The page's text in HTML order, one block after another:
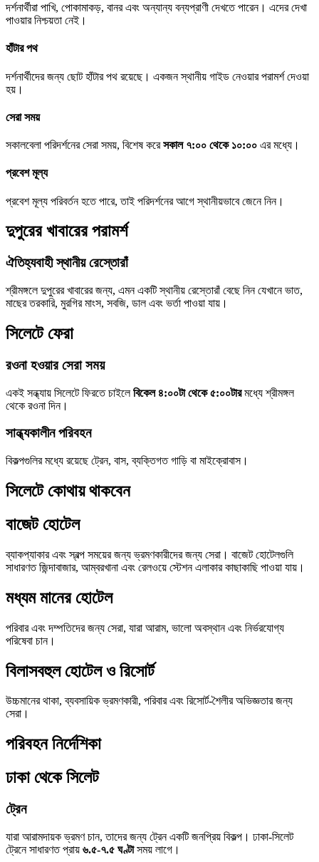
দর্শনার্থীরা পাখি, পোকামাকড়, বানর এবং অন্যান্য বন্যপ্রাণী দেখতে পারেন। এদের দেখা
পাওয়ার নিশ্চয়তা নেই।
হাঁটার পথ
দর্শনার্থীদের জন্য ছোট হাঁটার পথ রয়েছে। একজন স্থানীয় গাইড নেওয়ার পরামর্শ দেওয়া
হয়।
সেরা সময়
সকালবেলা পরিদর্শনের সেরা সময়, বিশেষ করেসকাল ৭:০০ থেকে ১০:০০ এর মধ্যে।
প্রবেশ মূল্য
প্রবেশ মূল্য পরিবর্তন হতে পারে, তাই পরিদর্শনের আগে স্থানীয়ভাবে জেনে নিন।
দুপুরের খাবারের পরামর্শ
ঐতিহ্যবাহী স্থানীয় রেস্তোরাঁ
শ্রীমঙ্গলে দুপুরের খাবারের জন্য, এমন একটি স্থানীয় রেস্তোরাঁ বেছে নিন যেখানে ভাত,
মাছের তরকারি, মুরগির মাংস, সবজি, ডাল এবং ভর্তা পাওয়া যায়।
সিলেটে ফেরা
রওনা হওয়ার সেরা সময়
একই সন্ধ্যায় সিলেটে ফিরতে চাইলেবিকেল ৪:০০টা থেকে ৫:০০টারমধ্যে শ্রীমঙ্গল
থেকে রওনা দিন।
সান্ধ্যকালীন পরিবহন
বিকল্পগুলির মধ্যে রয়েছে ট্রেন, বাস, ব্যক্তিগত গাড়ি বা মাইক্রোবাস।
সিলেটে কোথায় থাকবেন
বাজেট হোটেল
ব্যাকপ্যাকার এবং স্বল্প সময়ের জন্য ভ্রমণকারীদের জন্য সেরা। বাজেট হোটেলগুলি
সাধারণত জিন্দাবাজার, আম্বরখানা এবং রেলওয়ে স্টেশন এলাকার কাছাকাছি পাওয়া যায়।
মধ্যম মানের হোটেল
পরিবার এবং দম্পতিদের জন্য সেরা, যারা আরাম, ভালো অবস্থান এবং নির্ভরযোগ্য
পরিষেবা চান।
বিলাসবহুল হোটেল ও রিসোর্ট
উচ্চমানের থাকা, ব্যবসায়িক ভ্রমণকারী, পরিবার এবং রিসোর্ট-শৈলীর অভিজ্ঞতার জন্য
সেরা।
পরিবহন নির্দেশিকা
ঢাকা থেকে সিলেট
ট্রেন
যারা আরামদায়ক ভ্রমণ চান, তাদের জন্য ট্রেন একটি জনপ্রিয় বিকল্প। ঢাকা-সিলেট
ট্রেনে সাধারণত প্রায় ৬.৫-৭.৫ ঘণ্টাসময় লাগে।